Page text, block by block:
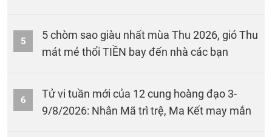
5
5 chòm sao giàu nhất mùa Thu 2026, gió Thu
mát mẻ thổi TIỀN bay đến nhà các bạn
6
Tử vi tuần mới của 12 cung hoàng đạo 3-
9/8/2026: Nhân Mã trì trệ, Ma Kết may mắn